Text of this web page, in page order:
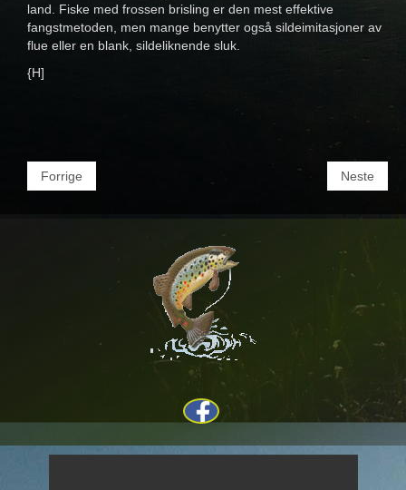
land. Fiske med frossen brisling er den mest effektive
fangstmetoden, men mange benytter også sildeimitasjoner av
flue eller en blank, sildeliknende sluk.
{H]
Forrige Neste